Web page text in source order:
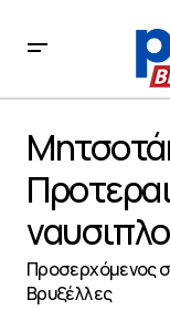
στο Ορμούζ
Προσερχόμενος
Βρυξέλλες